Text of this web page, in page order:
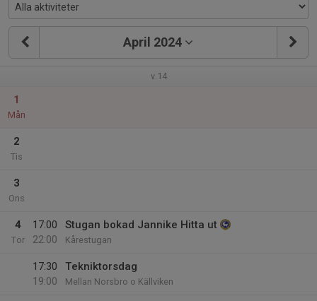
April 2024
v.14
1
Mån
2
Tis
3
Ons
4
Tor
17:00
22:00
Stugan bokad Jannike Hitta ut
Kårestugan
17:30
19:00
Tekniktorsdag
Mellan Norsbro o Källviken